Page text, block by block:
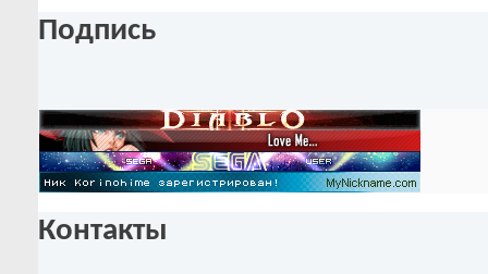
Подпись
Контакты